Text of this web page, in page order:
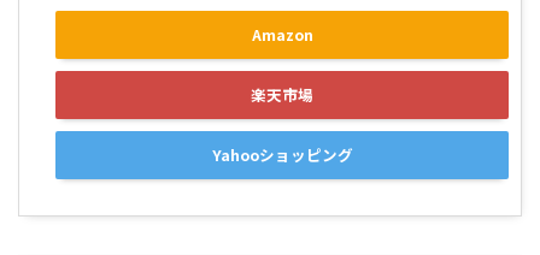
Amazon
楽天市場
Yahooショッピング